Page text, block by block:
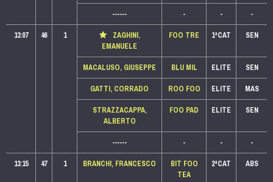
------
- -
-
13:07
46 1
ZAGHINI,
EMANUELE
FOO TRE 1ªCAT SEN
MACALUSO, GIUSEPPE BLU MIL ELITE
SEN
GATTI, CORRADO
ROO FOO ELITE
MAS
STRAZZACAPPA,
ALBERTO
FOO PAD ELITE SEN
------ - -
-
13:15
47 1 BRANCHI, FRANCESCO
BIT FOO
TEA
2ªCAT ABS